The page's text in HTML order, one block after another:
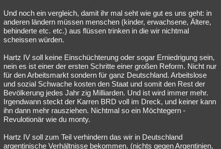
Und noch ein vergleich, damit ihr mal seht wie gut es uns geht: in
anderen ländern müssen menschen (kinder, erwachsene, Ältere,
behinderte etc. etc.) aus flüssen trinken in die wir nichtmal
scheissen würden.
Hartz IV soll keine Einschüchterung oder sogar Erniedrigung sein,
nein es ist einer der ersten Schritte einer großen Reform. Nicht nur
für den Arbeitsmarkt sondern für ganz Deutschland. Arbeitslose
und sozial Schwache kosten den Staat und somit den Rest der
Bevölkerung jedes Jahr zig Milliarden. Und ist wird immer mehr.
Irgendwann steckt der Karren BRD voll im Dreck, und keiner kann
ihn dann mehr rausziehen. Nichtmal so ein Möchtegern -
Revulotionär wie du monty.
Hartz IV soll zum Teil verhindern das wir in Deutschland
argentinische Verhältnisse bekommen. (nichts gegen Argentinien,